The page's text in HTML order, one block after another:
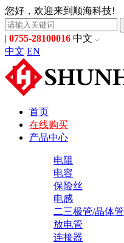
您好，欢迎来到顺海科技!
| 0755-28100016 中文
中文 EN
首页
在线购买
产品中心
电阻
电容
保险丝
电感
二三极管/晶体管
放电管
连接器